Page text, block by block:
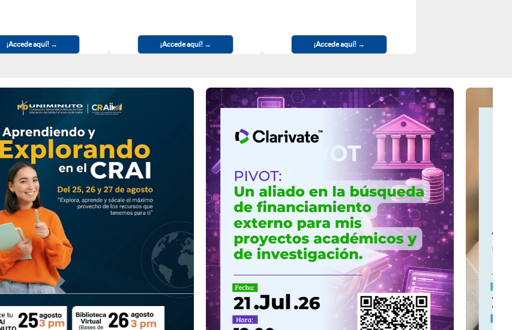
¡Accede aquí! ¡Accede aquí! ¡Accede aquí!